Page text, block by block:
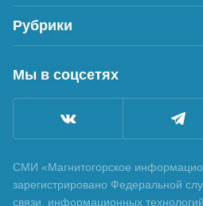
Рубрики
Мы в соцсетях
СМИ «Магнитогорское
зарегистрировано Федеральной
связи, информационных